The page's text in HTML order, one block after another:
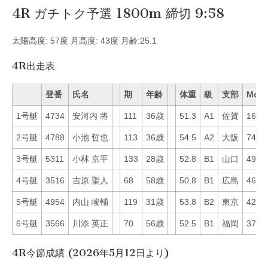
4R ガチトク予選 1800m 締切 9:58
太陽高度: 57度 月高度: 43度 月齢:25.1
4R出走表
登番 氏名 期 年齢 体重 級 支部 Mo
1号艇 4734 安河内 将 111 36歳 51.3 A1 佐賀 16
2号艇 4788 小池 哲也 113 36歳 54.5 A2 大阪 74
3号艇 5311 小林 京平 133 28歳 52.8 B1 山口 49
4号艇 3516 吉原 聖人 68 58歳 50.8 B1 広島 46
5号艇 4954 内山 峻輔 119 31歳 53.8 B2 東京 42
6号艇 3566 川添 英正 70 56歳 52.5 B1 福岡 37
4R今節成績 (2026年5月12日より)